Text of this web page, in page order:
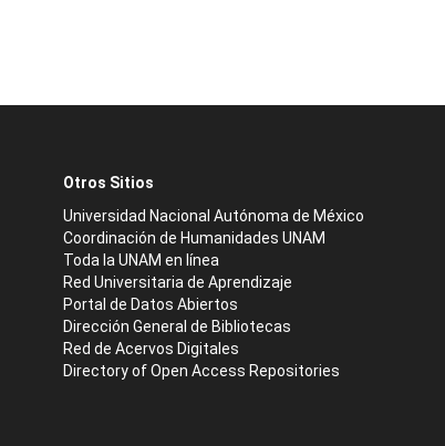
Otros Sitios
Universidad Nacional Autónoma de México
Coordinación de Humanidades UNAM
Toda la UNAM en línea
Red Universitaria de Aprendizaje
Portal de Datos Abiertos
Dirección General de Bibliotecas
Red de Acervos Digitales
Directory of Open Access Repositories